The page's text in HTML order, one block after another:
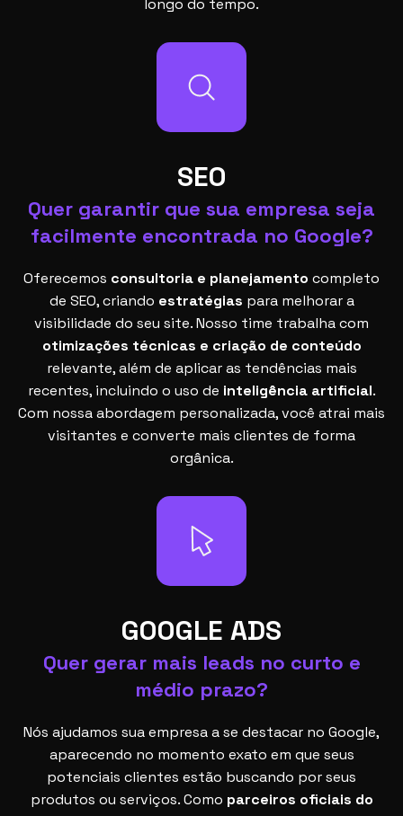
longo do tempo.
SEO
Quer garantir que sua empresa seja
facilmente encontrada no Google?
Oferecemos consultoria e planejamento completo
de SEO, criando estratégias para melhorar a
visibilidade do seu site. Nosso time trabalha com
otimizações técnicas e criação de conteúdo
relevante, além de aplicar as tendências mais
recentes, incluindo o uso de inteligência artificial.
Com nossa abordagem personalizada, você atrai mais
visitantes e converte mais clientes de forma
orgânica.
GOOGLE ADS
Quer gerar mais leads no curto e
médio prazo?
Nós ajudamos sua empresa a se destacar no Google,
aparecendo no momento exato em que seus
potenciais clientes estão buscando por seus
produtos ou serviços. Como parceiros oficiais do